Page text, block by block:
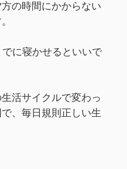
の時間にかからない
に寝かせるといいで
活サイクルで変わっ
、毎日規則正しい生